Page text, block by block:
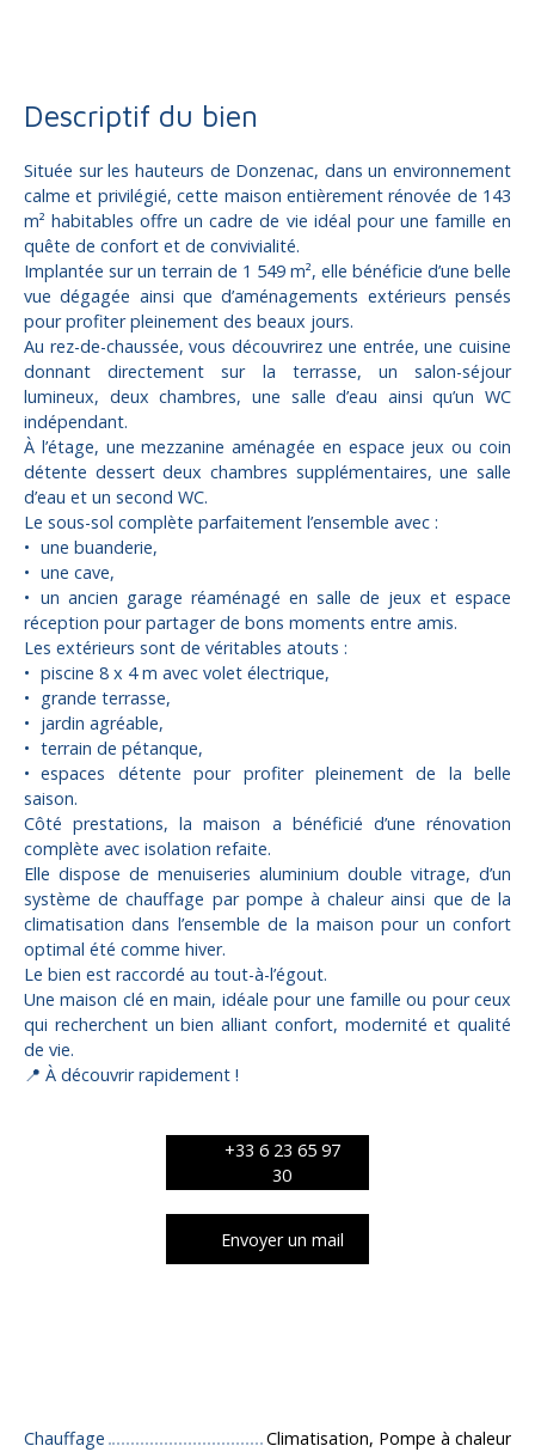
Descriptif du bien
Située sur les hauteurs de Donzenac, dans un environnement
calme et privilégié, cette maison entièrement rénovée de 143
m² habitables offre un cadre de vie idéal pour une famille en
quête de confort et de convivialité.
Implantée sur un terrain de 1 549 m², elle bénéficie d’une belle
vue dégagée ainsi que d’aménagements extérieurs pensés
pour profiter pleinement des beaux jours.
Au rez-de-chaussée, vous découvrirez une entrée, une cuisine
donnant directement sur la terrasse, un salon-séjour
lumineux, deux chambres, une salle d’eau ainsi qu’un WC
indépendant.
À l’étage, une mezzanine aménagée en espace jeux ou coin
détente dessert deux chambres supplémentaires, une salle
d’eau et un second WC.
Le sous-sol complète parfaitement l’ensemble avec :
une buanderie,
une cave,
un ancien garage réaménagé en salle de jeux et espace
réception pour partager de bons moments entre amis.
Les extérieurs sont de véritables atouts :
piscine 8 x 4 m avec volet électrique,
grande terrasse,
jardin agréable,
terrain de pétanque,
espaces détente pour profiter pleinement de la belle
saison.
Côté prestations, la maison a bénéficié d’une rénovation
complète avec isolation refaite.
Elle dispose de menuiseries aluminium double vitrage, d’un
système de chauffage par pompe à chaleur ainsi que de la
climatisation dans l’ensemble de la maison pour un confort
optimal été comme hiver.
Le bien est raccordé au tout-à-l’égout.
Une maison clé en main, idéale pour une famille ou pour ceux
qui recherchent un bien alliant confort, modernité et qualité
de vie.
📍 À découvrir rapidement !
+33 6 23 65 97
30
Envoyer un mail
Chauffage
Climatisation, Pompe à chaleur